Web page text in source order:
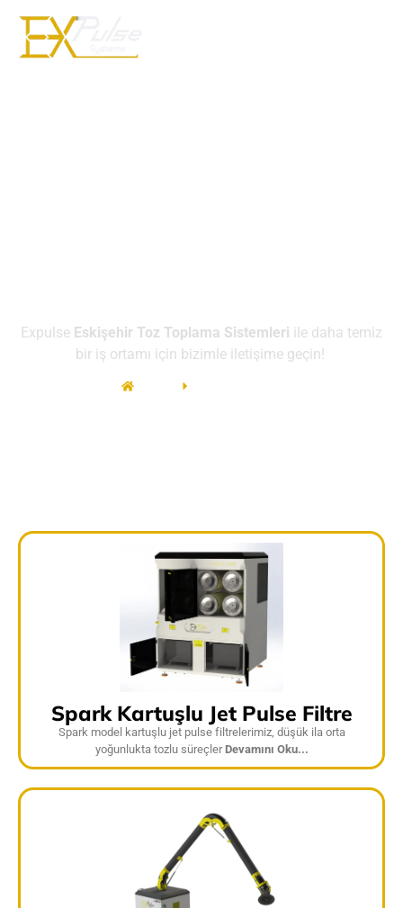
Expulse Eskişehir Toz Toplama Sistemleri ile daha temiz
bir iş ortamı için bizimle iletişime geçin!
Spark Kartuşlu Jet Pulse Filtre
Spark model kartuşlu jet pulse filtrelerimiz, düşük ila orta
yoğunlukta tozlu süreçler Devamını Oku...